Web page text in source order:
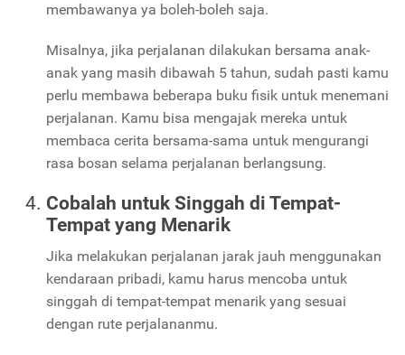
membawanya ya boleh-boleh saja.
Misalnya, jika perjalanan dilakukan bersama anak-
anak yang masih dibawah 5 tahun, sudah pasti kamu
perlu membawa beberapa buku fisik untuk menemani
perjalanan. Kamu bisa mengajak mereka untuk
membaca cerita bersama-sama untuk mengurangi
rasa bosan selama perjalanan berlangsung.
Cobalah untuk Singgah di Tempat-
Tempat yang Menarik
Jika melakukan perjalanan jarak jauh menggunakan
kendaraan pribadi, kamu harus mencoba untuk
singgah di tempat-tempat menarik yang sesuai
dengan rute perjalananmu.